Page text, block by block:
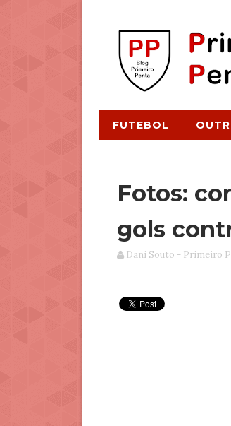
FUTEBOL
Fotos:
gols
Dani Souto - Primeiro